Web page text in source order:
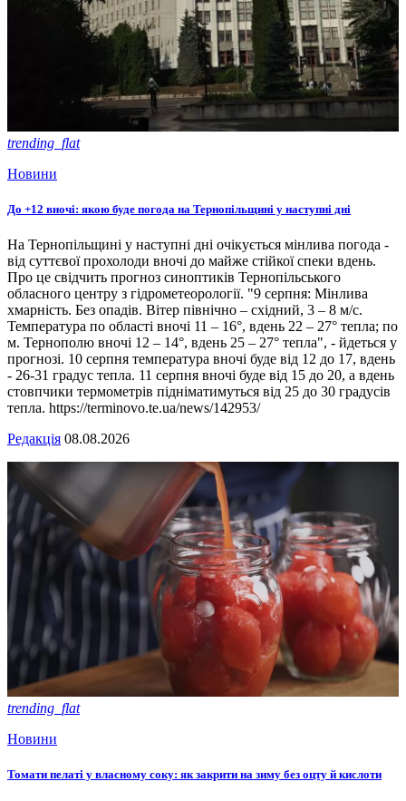
trending_flat
Новини
До +12 вночі: якою буде погода на Тернопільщині у наступні дні
На Тернопільщині у наступні дні очікується мінлива погода -
від суттєвої прохолоди вночі до майже стійкої спеки вдень.
Про це свідчить прогноз синоптиків Тернопільського
обласного центру з гідрометеорології. "9 серпня: Мінлива
хмарність. Без опадів. Вітер північно – східний, 3 – 8 м/с.
Температура по області вночі 11 – 16°, вдень 22 – 27° тепла; по
м. Тернополю вночі 12 – 14°, вдень 25 – 27° тепла", - йдеться у
прогнозі. 10 серпня температура вночі буде від 12 до 17, вдень
- 26-31 градус тепла. 11 серпня вночі буде від 15 до 20, а вдень
стовпчики термометрів підніматимуться від 25 до 30 градусів
тепла. https://terminovo.te.ua/news/142953/
Редакція 08.08.2026
trending_flat
Новини
Томати пелаті у власному соку: як закрити на зиму без оцту й кислоти